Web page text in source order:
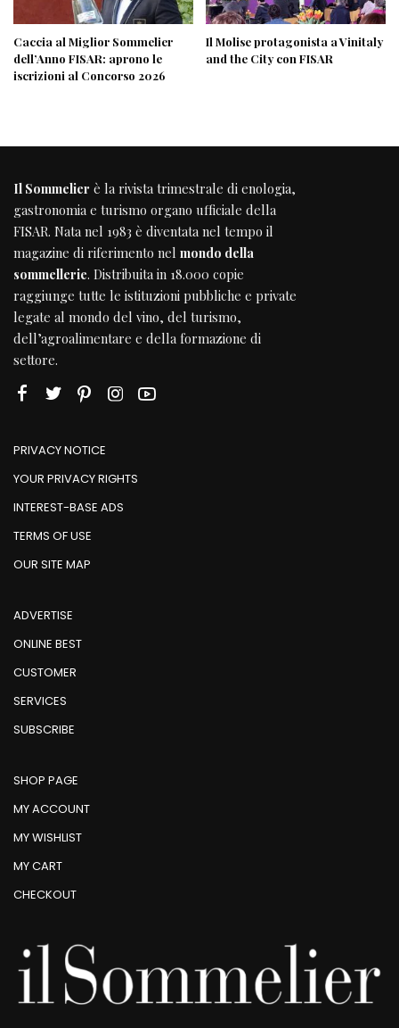
Caccia al Miglior Sommelier
dell’Anno FISAR: aprono le
iscrizioni al Concorso 2026
Il Molise protagonista a Vinitaly
and the City con FISAR
Il Sommelier è la rivista trimestrale di enologia,
gastronomia e turismo organo ufficiale della
FISAR. Nata nel 1983 è diventata nel tempo il
magazine di riferimento nel mondo della
sommellerie. Distribuita in 18.000 copie
raggiunge tutte le istituzioni pubbliche e private
legate al mondo del vino, del turismo,
dell’agroalimentare e della formazione di
settore.
PRIVACY NOTICE
YOUR PRIVACY RIGHTS
INTEREST-BASE ADS
TERMS OF USE
OUR SITE MAP
ADVERTISE
ONLINE BEST
CUSTOMER
SERVICES
SUBSCRIBE
SHOP PAGE
MY ACCOUNT
MY WISHLIST
MY CART
CHECKOUT